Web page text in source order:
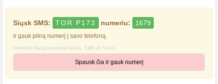
Siųsk SMS: TOR P173 numeriu: 1679
ir gauk pilną numerį į savo telefoną.
Nedelsk! Nauji nuotykiai laukia. SMS tik 5 eur.
Spausk čia ir gauk numerį